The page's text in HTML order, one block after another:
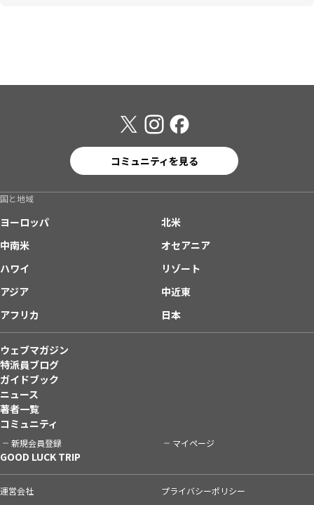
コミュニティを見る
国と地域
ヨーロッパ
北米
中南米
オセアニア
ハワイ
リゾート
アジア
中近東
アフリカ
日本
ウェブマガジン
特派員ブログ
ガイドブック
ニュース
著者一覧
コミュニティ
新規会員登録 マイページ
GOOD LUCK TRIP
運営会社 プライバシーポリシー